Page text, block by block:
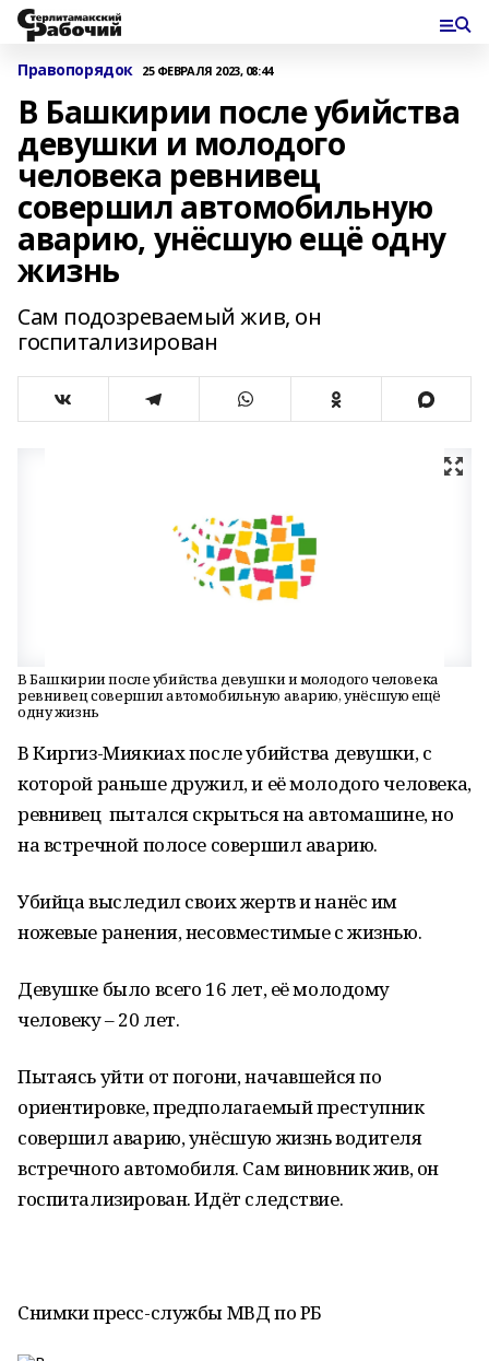
Правопорядок 25 ФЕВРАЛЯ 2023, 08:44
В Башкирии после убийства
девушки и молодого
человека ревнивец
совершил автомобильную
аварию, унёсшую ещё одну
жизнь
Сам подозреваемый жив, он
госпитализирован
В Башкирии после убийства девушки и молодого человека
ревнивец совершил автомобильную аварию, унёсшую ещё
одну жизнь
В Киргиз-Миякиах после убийства девушки, с
которой раньше дружил, и её молодого человека,
ревнивец пытался скрыться на автомашине, но
на встречной полосе совершил аварию.
Убийца выследил своих жертв и нанёс им
ножевые ранения, несовместимые с жизнью.
Девушке было всего 16 лет, её молодому
человеку – 20 лет.
Пытаясь уйти от погони, начавшейся по
ориентировке, предполагаемый преступник
совершил аварию, унёсшую жизнь водителя
встречного автомобиля. Сам виновник жив, он
госпитализирован. Идёт следствие.
Снимки пресс-службы МВД по РБ